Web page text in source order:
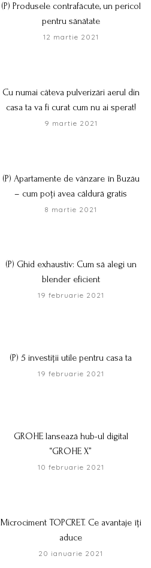
(P) Produsele contrafăcute, un pericol
pentru sănătate
12 martie 2021
Cu numai câteva pulverizări aerul din
casa ta va fi curat cum nu ai sperat!
9 martie 2021
(P) Apartamente de vânzare în Buzău
– cum poți avea căldură gratis
8 martie 2021
(P) Ghid exhaustiv: Cum să alegi un
blender eficient
19 februarie 2021
(P) 5 investiții utile pentru casa ta
19 februarie 2021
GROHE lansează hub-ul digital
“GROHE X”
10 februarie 2021
Microciment TOPCRET. Ce avantaje îți
aduce
20 ianuarie 2021